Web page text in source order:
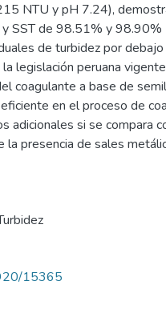
NTU y pH 7.24),
y SST de 98.51% y 98.90%
de turbidez por
legislación peruana
coagulante a base de
en el proceso de
adicionales si se compara
la presencia de sales
15365